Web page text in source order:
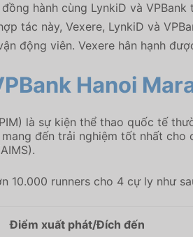
hành cùng LynkiD và
tác này, Vexere, LynkiD và
động viên. Vexere hân hạnh
Hanoi
là sự kiện thể thao quốc tế
đến trải nghiệm tốt nhất
10.000 runners cho 4 cự ly như
Điểm xuất phát/Đích đến